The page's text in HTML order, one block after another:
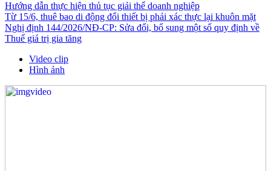
Hướng dẫn thực hiện thủ tục giải thể doanh nghiệp
Từ 15/6, thuê bao di động đổi thiết bị phải xác thực lại khuôn mặt
Nghị định 144/2026/NĐ-CP: Sửa đổi, bổ sung một số quy định về
Thuế giá trị gia tăng
Video clip
Hình ảnh